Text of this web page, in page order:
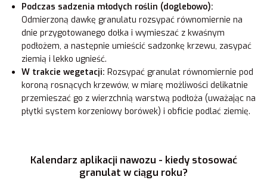
Podczas sadzenia młodych roślin (doglebowo):
Odmierzoną dawkę granulatu rozsypać równomiernie na
dnie przygotowanego dołka i wymieszać z kwaśnym
podłożem, a następnie umieścić sadzonkę krzewu, zasypać
ziemią i lekko ugnieść.
W trakcie wegetacji: Rozsypać granulat równomiernie pod
koroną rosnących krzewów, w miarę możliwości delikatnie
przemieszać go z wierzchnią warstwą podłoża (uważając na
płytki system korzeniowy borówek) i obficie podlać ziemię.
Kalendarz aplikacji nawozu - kiedy stosować
granulat w ciągu roku?